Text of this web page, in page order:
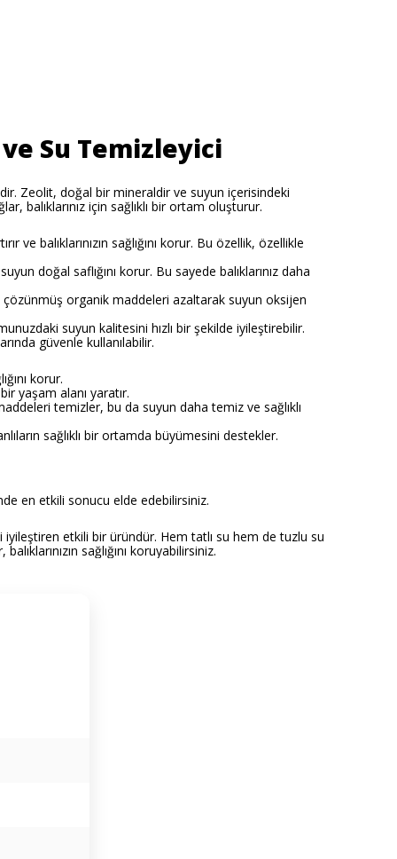
Su Temizleyici
Zeolit, doğal bir mineraldir ve suyun içerisindeki
balıklarınız için sağlıklı bir ortam oluşturur.
balıklarınızın sağlığını korur. Bu özellik, özellikle
doğal saflığını korur. Bu sayede balıklarınız daha
organik maddeleri azaltarak suyun oksijen
suyun kalitesini hızlı bir şekilde iyileştirebilir.
güvenle kullanılabilir.
korur.
yaşam alanı yaratır.
temizler, bu da suyun daha temiz ve sağlıklı
sağlıklı bir ortamda büyümesini destekler.
en etkili sonucu elde edebilirsiniz.
etkili bir üründür. Hem tatlı su hem de tuzlu su
sağlığını koruyabilirsiniz.